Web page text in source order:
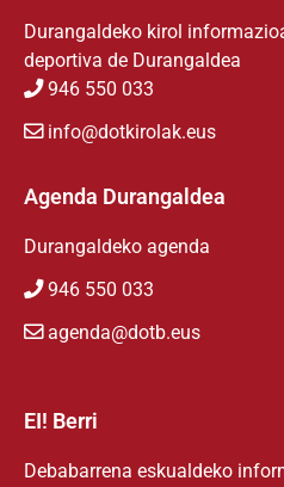
Durangaldeko kirol
deportiva de Durangaldea
946 550 033
info@dotkirolak.eus
Agenda Durangaldea
Durangaldeko agenda
946 550 033
agenda@dotb.eus
EI! Berri
Debabarrena eskualdeko